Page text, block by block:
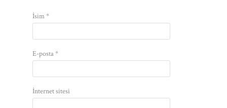
İsim*
E-posta*
İnternet sitesi